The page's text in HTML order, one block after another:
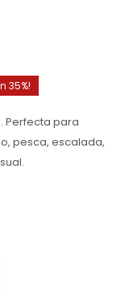
35
Perfecta para
pesca, escalada,